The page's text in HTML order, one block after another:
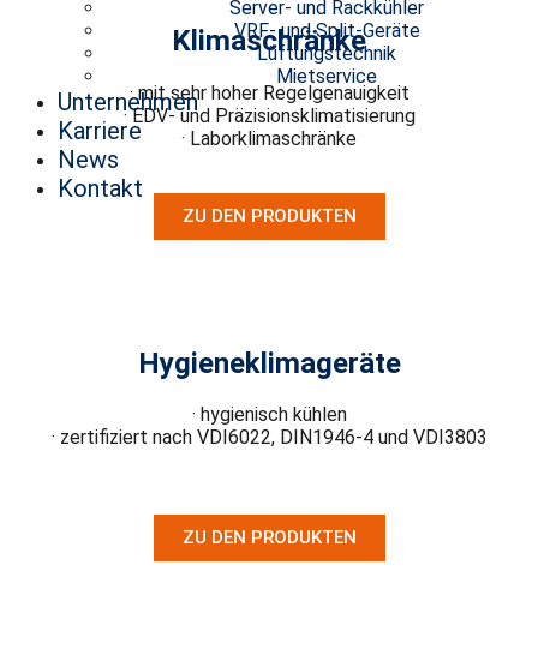
Server- und Rackkühler
VRF- und Split-Geräte
Lüftungstechnik
Mietservice
Unternehmen
Karriere
News
Kontakt
Klimaschränke
· mit sehr hoher Regelgenauigkeit
· EDV- und Präzisionsklimatisierung
· Laborklimaschränke
ZU DEN PRODUKTEN
Hygieneklimageräte
· hygienisch kühlen
· zertifiziert nach VDI6022, DIN1946-4 und VDI3803
ZU DEN PRODUKTEN